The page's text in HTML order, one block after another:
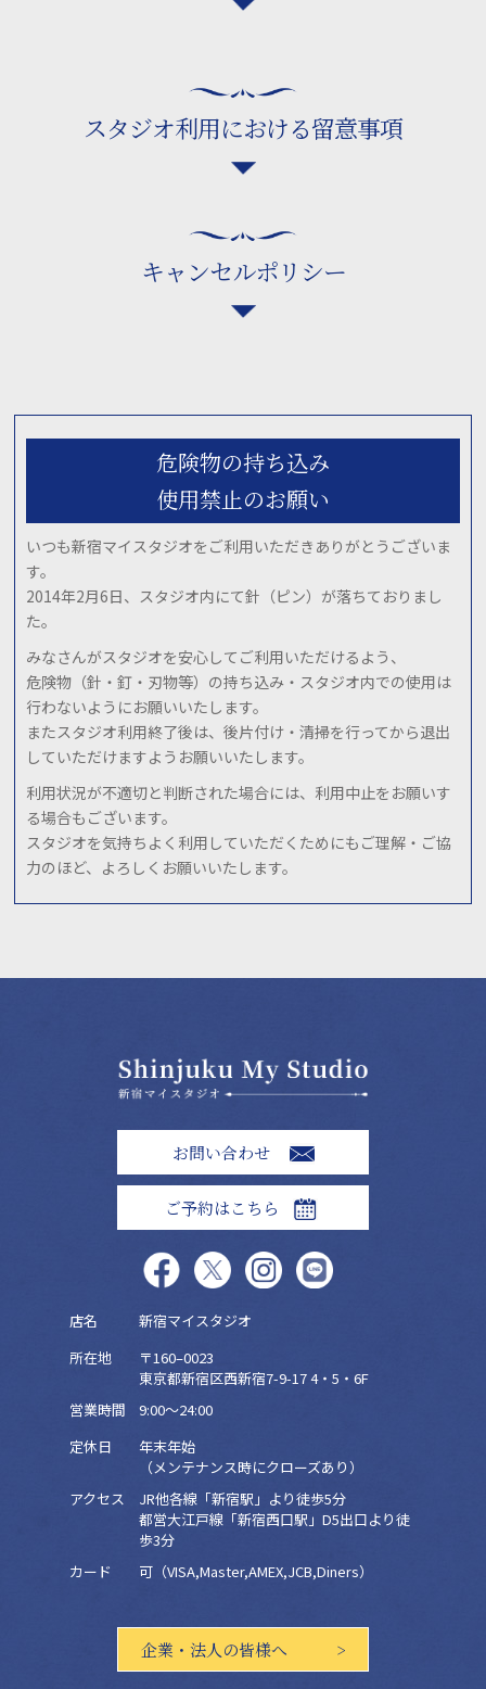
スタジオ利用における留意事項
キャンセルポリシー
危険物の持ち込み
使用禁止のお願い
いつも新宿マイスタジオをご利用いただきありがとうございま
す。
2014年2月6日、スタジオ内にて針（ピン）が落ちておりまし
た。
みなさんがスタジオを安心してご利用いただけるよう、
危険物（針・釘・刃物等）の持ち込み・スタジオ内での使用は
行わないようにお願いいたします。
またスタジオ利用終了後は、後片付け・清掃を行ってから退出
していただけますようお願いいたします。
利用状況が不適切と判断された場合には、利用中止をお願いす
る場合もございます。
スタジオを気持ちよく利用していただくためにもご理解・ご協
力のほど、よろしくお願いいたします。
お問い合わせ
ご予約はこちら
店名
新宿マイスタジオ
所在地
〒160–0023
東京都新宿区西新宿7-9-17 4・5・6F
営業時間
9:00～24:00
定休日
年末年始
（メンテナンス時にクローズあり）
アクセス
JR他各線「新宿駅」より徒歩5分
都営大江戸線「新宿西口駅」D5出口より徒
歩3分
カード
可（VISA,Master,AMEX,JCB,Diners）
企業・法人の皆様へ >